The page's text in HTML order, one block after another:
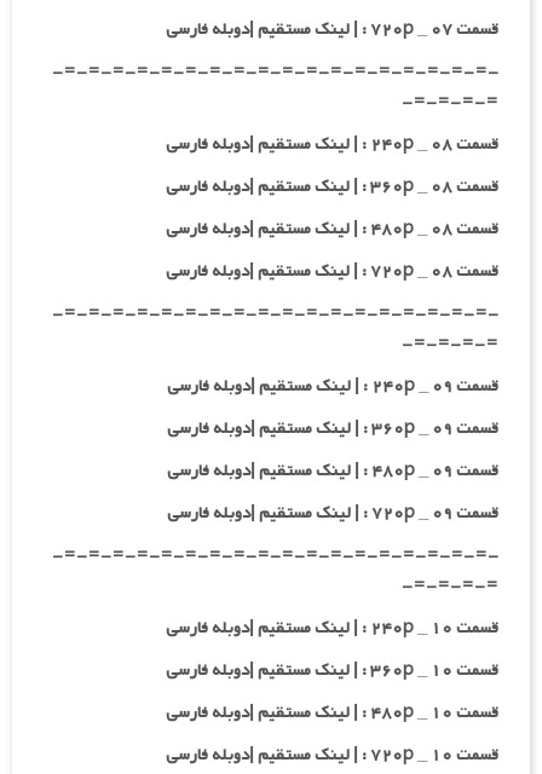
قسمت ۰۷ _ ۷۲۰p : | لینک مستقیم |دوبله فارسی
-=-=-=-=-=-=-=-=-=-=-=-=-=-=-=-=-=-=-
=-=-=-=-
قسمت ۰۸ _ ۲۴۰p : | لینک مستقیم |دوبله فارسی
قسمت ۰۸ _ ۳۶۰p : | لینک مستقیم |دوبله فارسی
قسمت ۰۸ _ ۴۸۰p : | لینک مستقیم |دوبله فارسی
قسمت ۰۸ _ ۷۲۰p : | لینک مستقیم |دوبله فارسی
-=-=-=-=-=-=-=-=-=-=-=-=-=-=-=-=-=-=-
=-=-=-=-
قسمت ۰۹ _ ۲۴۰p : | لینک مستقیم |دوبله فارسی
قسمت ۰۹ _ ۳۶۰p : | لینک مستقیم |دوبله فارسی
قسمت ۰۹ _ ۴۸۰p : | لینک مستقیم |دوبله فارسی
قسمت ۰۹ _ ۷۲۰p : | لینک مستقیم |دوبله فارسی
-=-=-=-=-=-=-=-=-=-=-=-=-=-=-=-=-=-=-
=-=-=-=-
قسمت ۱۰ _ ۲۴۰p : | لینک مستقیم |دوبله فارسی
قسمت ۱۰ _ ۳۶۰p : | لینک مستقیم |دوبله فارسی
قسمت ۱۰ _ ۴۸۰p : | لینک مستقیم |دوبله فارسی
قسمت ۱۰ _ ۷۲۰p : | لینک مستقیم |دوبله فارسی